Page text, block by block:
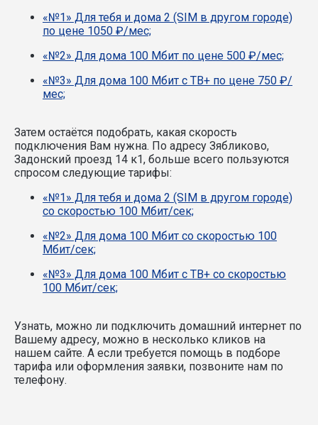
«№1» Для тебя и дома 2 (SIM в другом городе)
по цене 1050 ₽/мес;
«№2» Для дома 100 Мбит по цене 500 ₽/мес;
«№3» Для дома 100 Мбит с ТВ+ по цене 750 ₽/
мес;
Затем остаётся подобрать, какая скорость
подключения Вам нужна. По адресу Зябликово,
Задонский проезд 14 к1, больше всего пользуются
спросом следующие тарифы:
«№1» Для тебя и дома 2 (SIM в другом городе)
со скоростью 100 Мбит/сек;
«№2» Для дома 100 Мбит со скоростью 100
Мбит/сек;
«№3» Для дома 100 Мбит с ТВ+ со скоростью
100 Мбит/сек;
Узнать, можно ли подключить домашний интернет по
Вашему адресу, можно в несколько кликов на
нашем сайте. А если требуется помощь в подборе
тарифа или оформления заявки, позвоните нам по
телефону.